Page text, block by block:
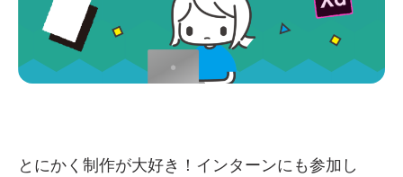
とにかく制作が大好き！インターンにも参加し